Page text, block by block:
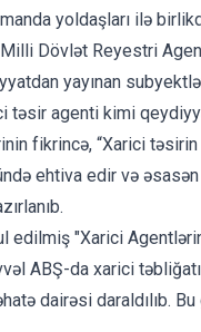
yoldaşları ilə
Dövlət Reyestri
yayınan
təsir agenti kimi
fikrincə, “Xarici
ehtiva edir və
edilmiş "Xarici
ABŞ-da xarici
dairəsi daraldılıb.